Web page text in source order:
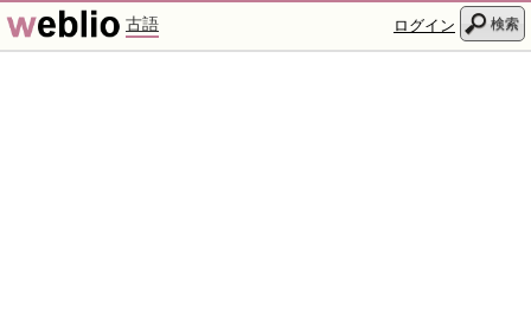
古語 ログイン 検索